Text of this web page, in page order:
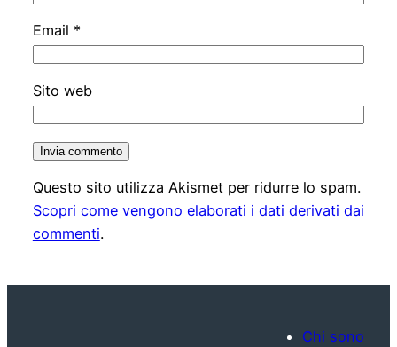
Email *
Sito web
Questo sito utilizza Akismet per ridurre lo spam.
Scopri come vengono elaborati i dati derivati dai
commenti.
Chi sono